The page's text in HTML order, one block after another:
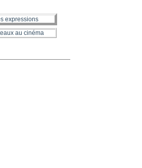
expressions
au cinéma